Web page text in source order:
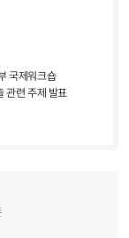
국제워크숍
관련 주제 발표